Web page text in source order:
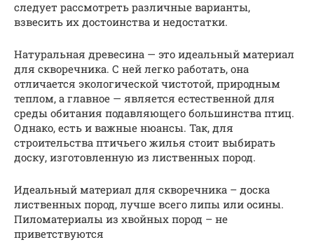
следует рассмотреть различные варианты,
взвесить их достоинства и недостатки.
Натуральная древесина — это идеальный материал
для скворечника. С ней легко работать, она
отличается экологической чистотой, природным
теплом, а главное — является естественной для
среды обитания подавляющего большинства птиц.
Однако, есть и важные нюансы. Так, для
строительства птичьего жилья стоит выбирать
доску, изготовленную из лиственных пород.
Идеальный материал для скворечника – доска
лиственных пород, лучше всего липы или осины.
Пиломатериалы из хвойных пород – не
приветствуются